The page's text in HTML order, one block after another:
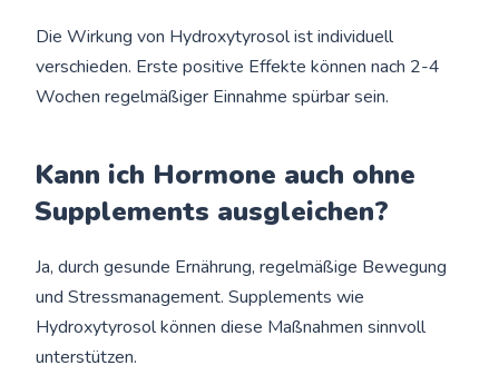
Die Wirkung von Hydroxytyrosol ist individuell
verschieden. Erste positive Effekte können nach 2-4
Wochen regelmäßiger Einnahme spürbar sein.
Kann ich Hormone auch ohne
Supplements ausgleichen?
Ja, durch gesunde Ernährung, regelmäßige Bewegung
und Stressmanagement. Supplements wie
Hydroxytyrosol können diese Maßnahmen sinnvoll
unterstützen.